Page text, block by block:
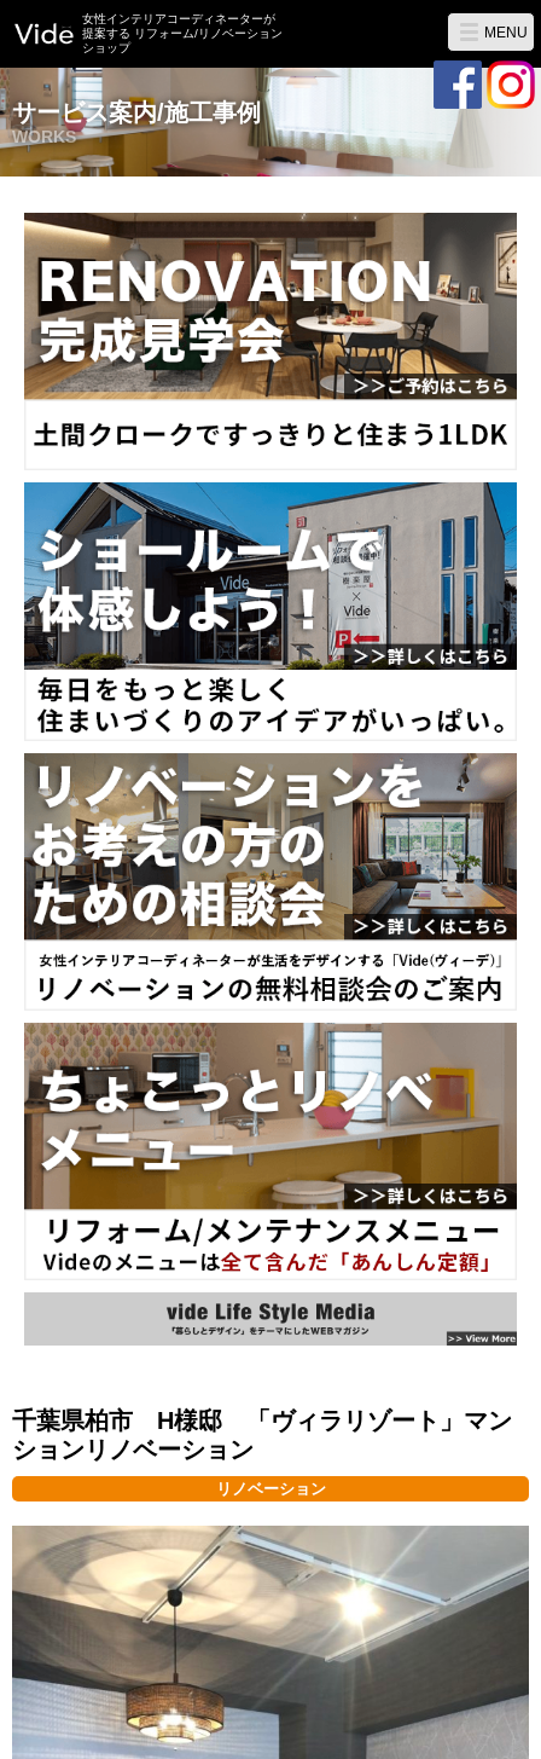
女性インテリアコーディネーターが
提案する リフォーム/リノベーション
ショップ
サービス案内/施工事例
WORKS
MENU
千葉県柏市 H様邸 「ヴィラリゾート」マン
ションリノベーション
リノベーション